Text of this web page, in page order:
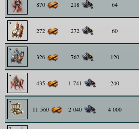
870 218 64
272 272 60
326 762 120
435 1 741 240
11 560 2 040 4 000